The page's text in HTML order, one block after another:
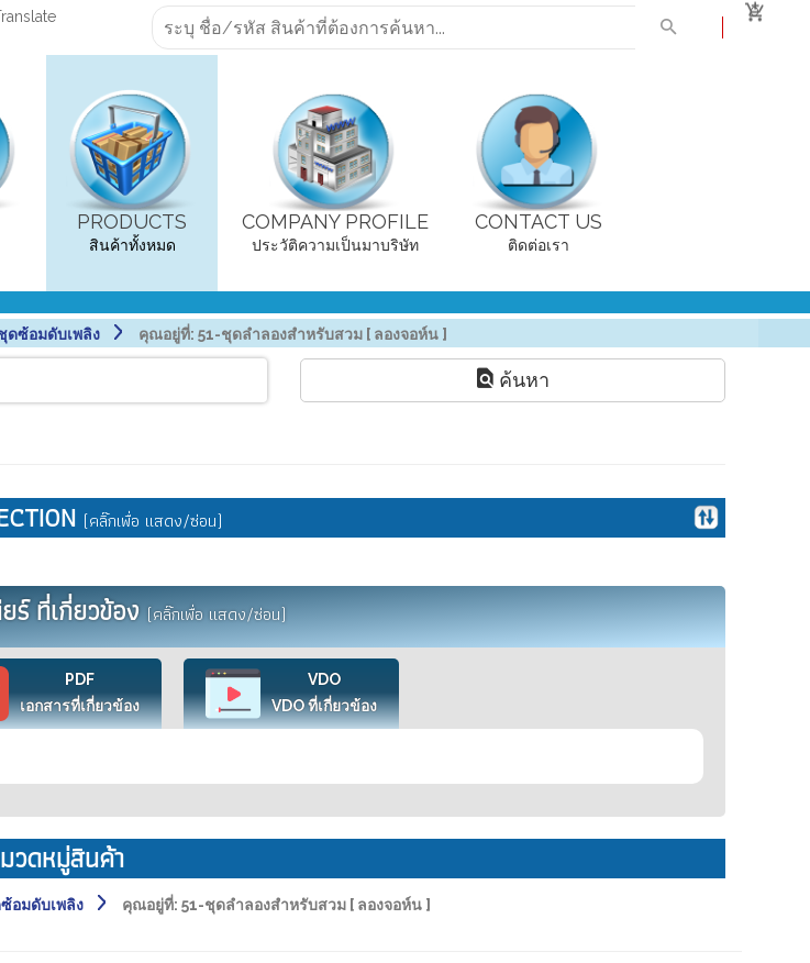
0
PRODUCTS
สินค้าทั้งหมด
COMPANY PROFILE
ประวัติความเป็นมาบริษัท
CONTACT US
ติดต่อเรา
ดซ้อมดับเพลิง คุณอยู่ที่: 51-ชุดลำลองสำหรับสวม [ ลองจอห์น ]
ค้นหา
(คลิ๊กเพื่อ แสดง/ซ่อน)
ร์ ที่เกี่ยวข้อง(คลิ๊กเพื่อ แสดง/ซ่อน)
PDF
เอกสารที่เกี่ยวข้อง
VDO
VDO ที่เกี่ยวข้อง
วดหมู่สินค้า
อมดับเพลิง คุณอยู่ที่: 51-ชุดลำลองสำหรับสวม [ ลองจอห์น ]